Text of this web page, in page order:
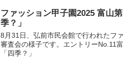
ファッション甲子園2025 富山
季？」
8月31日、弘前市民会館で行われたフ
審査会の様子です。エントリーNo.11
「四季？」